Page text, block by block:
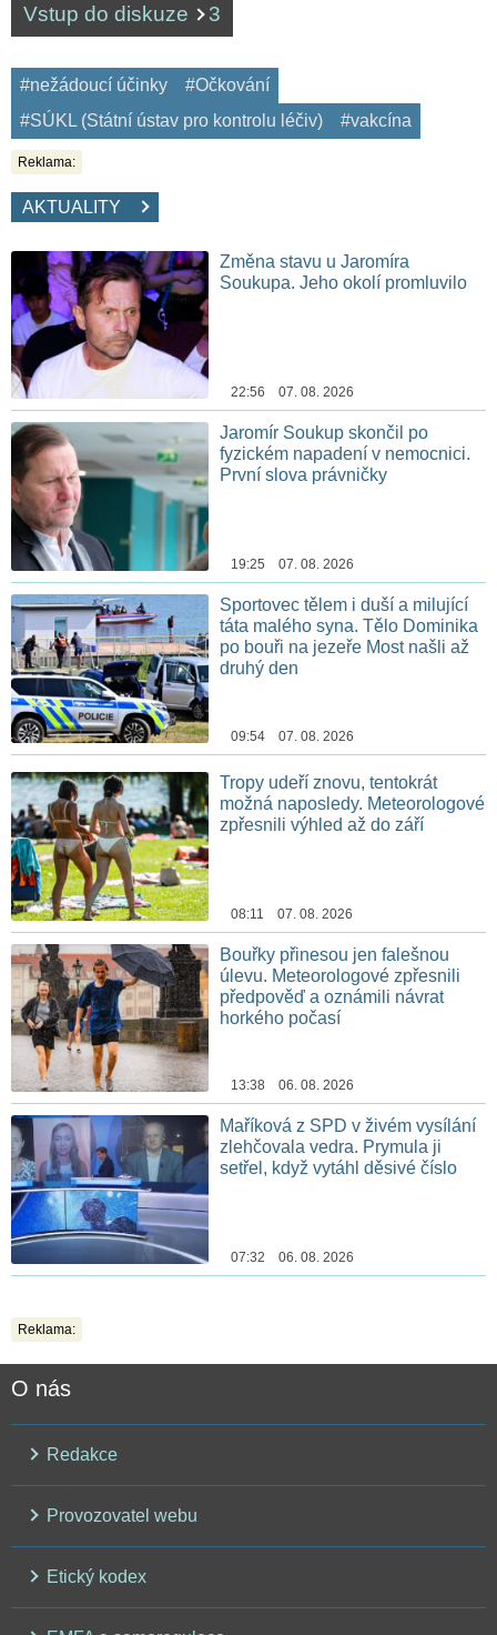
Vstup do diskuze 3
#nežádoucí účinky
#Očkování
#SÚKL (Státní ústav pro kontrolu léčiv)
#vakcína
Reklama:
AKTUALITY
Změna stavu u Jaromíra
Soukupa. Jeho okolí promluvilo
22:56 07. 08. 2026
Jaromír Soukup skončil po
fyzickém napadení v nemocnici.
První slova právničky
19:25 07. 08. 2026
Sportovec tělem i duší a milující
táta malého syna. Tělo Dominika
po bouři na jezeře Most našli až
druhý den
09:54 07. 08. 2026
Tropy udeří znovu, tentokrát
možná naposledy. Meteorologové
zpřesnili výhled až do září
08:11 07. 08. 2026
Bouřky přinesou jen falešnou
úlevu. Meteorologové zpřesnili
předpověď a oznámili návrat
horkého počasí
13:38 06. 08. 2026
Maříková z SPD v živém vysílání
zlehčovala vedra. Prymula ji
setřel, když vytáhl děsivé číslo
07:32 06. 08. 2026
Reklama:
O nás
Redakce
Provozovatel webu
Etický kodex